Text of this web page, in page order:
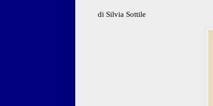
di Silvia Sottile